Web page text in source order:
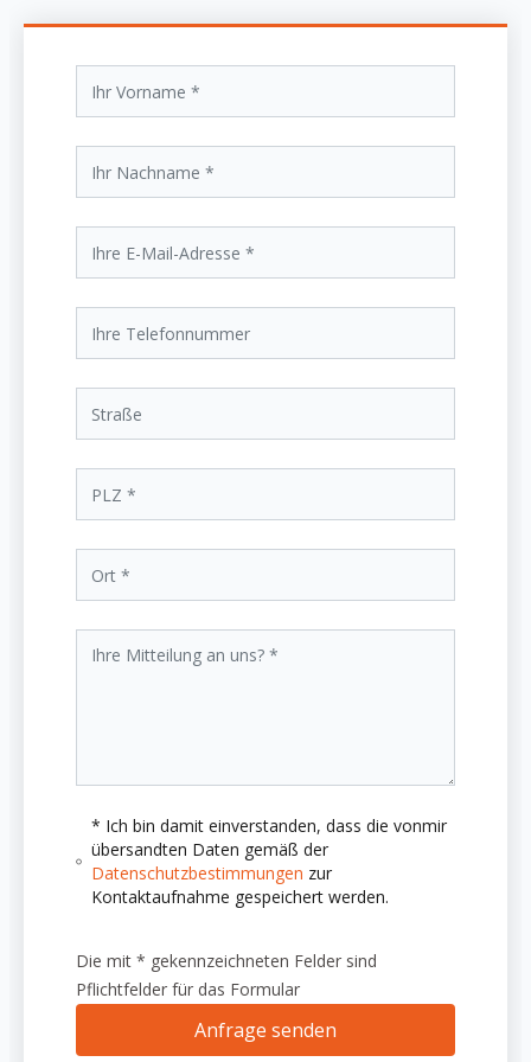
* Ich bin damit einverstanden, dass die vonmir
übersandten Daten gemäß der
Datenschutzbestimmungen zur
Kontaktaufnahme gespeichert werden.
Die mit * gekennzeichneten Felder sind
Pflichtfelder für das Formular
Anfrage senden